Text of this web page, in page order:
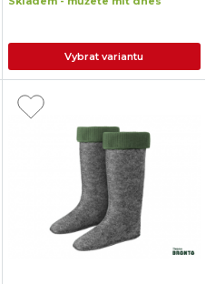
Vybrat variantu